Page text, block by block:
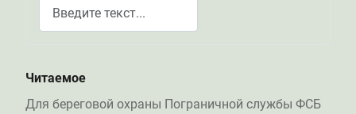
Читаемое
Для береговой охраны Пограничной службы ФСБ